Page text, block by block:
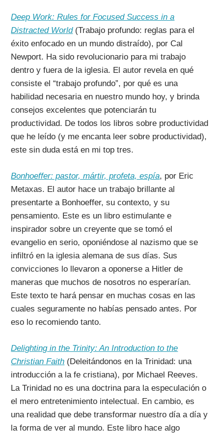
Deep Work: Rules for Focused Success in a
Distracted World(Trabajo profundo: reglas para el
éxito enfocado en un mundo distraído), por Cal
Newport. Ha sido revolucionario para mi trabajo
dentro y fuera de la iglesia. El autor revela en qué
consiste el “trabajo profundo”, por qué es una
habilidad necesaria en nuestro mundo hoy, y brinda
consejos excelentes que potenciarán tu
productividad. De todos los libros sobre productividad
que he leído (y me encanta leer sobre productividad),
este sin duda está en mi top tres.
Bonhoeffer: pastor, mártir, profeta, espía, por Eric
Metaxas. El autor hace un trabajo brillante al
presentarte a Bonhoeffer, su contexto, y su
pensamiento. Este es un libro estimulante e
inspirador sobre un creyente que se tomó el
evangelio en serio, oponiéndose al nazismo que se
infiltró en la iglesia alemana de sus días. Sus
convicciones lo llevaron a oponerse a Hitler de
maneras que muchos de nosotros no esperarían.
Este texto te hará pensar en muchas cosas en las
cuales seguramente no habías pensado antes. Por
eso lo recomiendo tanto.
Delighting in the Trinity: An Introduction to the
Christian Faith (Deleitándonos en la Trinidad: una
introducción a la fe cristiana), por Michael Reeves.
La Trinidad no es una doctrina para la especulación o
el mero entretenimiento intelectual. En cambio, es
una realidad que debe transformar nuestro día a día y
la forma de ver al mundo. Este libro hace algo